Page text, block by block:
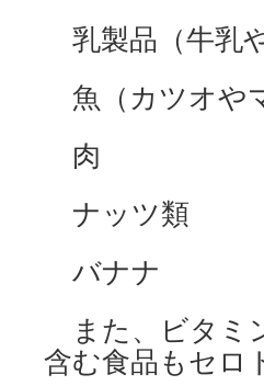
乳製品（牛乳
魚（カツオや
肉
ナッツ類
バナナ
また、ビタミ
含む食品もセロ